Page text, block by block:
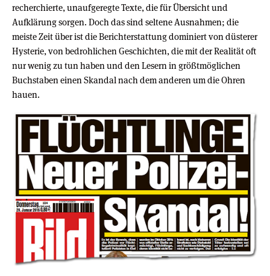
recherchierte, unaufgeregte Texte, die für Übersicht und
Aufklärung sorgen. Doch das sind seltene Ausnahmen; die
meiste Zeit über ist die Berichterstattung dominiert von düsterer
Hysterie, von bedrohlichen Geschichten, die mit der Realität oft
nur wenig zu tun haben und den Lesern in größtmöglichen
Buchstaben einen Skandal nach dem anderen um die Ohren
hauen.